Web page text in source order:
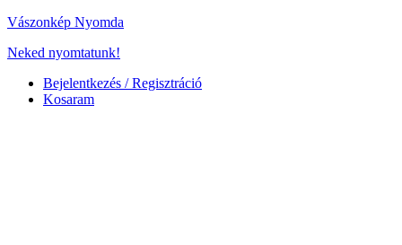
Vászonkép Nyomda
Neked nyomtatunk!
Bejelentkezés / Regisztráció
Kosaram